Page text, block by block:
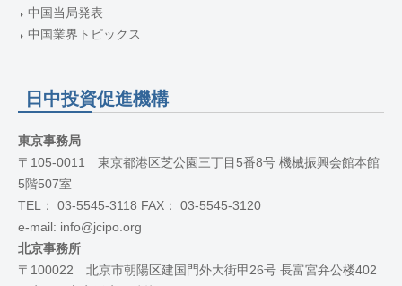
中国当局発表
中国業界トピックス
日中投資促進機構
東京事務局
〒105-0011 東京都港区芝公園三丁目5番8号 機械振興会館本館
5階507室
TEL： 03-5545-3118 FAX： 03-5545-3120
e-mail: info@jcipo.org
北京事務所
〒100022 北京市朝陽区建国門外大街甲26号 長富宮弁公楼402